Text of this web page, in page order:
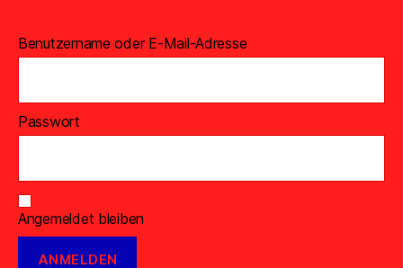
Benutzername oder E-Mail-Adresse
Passwort
Angemeldet bleiben